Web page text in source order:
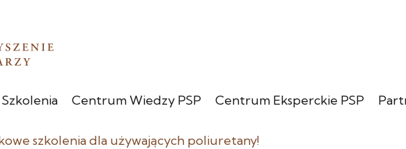
Szkolenia Centrum Wiedzy PSP Centrum Eksperckie PSP